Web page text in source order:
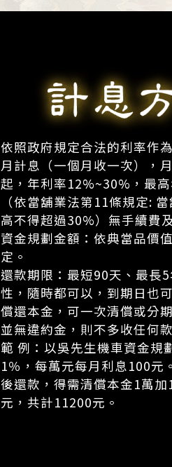
依照政府規定合法的利率作
月計息（一個月收一次），
起，年利率12%~30%，最
（依當舖業法第11條規定:
高不得超過30%）無手續費
資金規劃金額：依典當品價
定。
還款期限：最短90天、最長
性，隨時都可以，到期日也
償還本金，可一次清償或分
並無違約金，則不多收任何
範 例：以吳先生機車資金規
1％，每萬元每月利息100元
後還款，得需清償本金1萬
元，共計11200元。